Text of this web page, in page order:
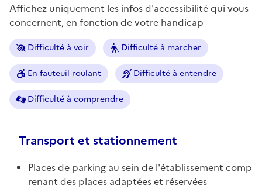
Affichez uniquement les infos d'accessibilité qui vous
concernent, en fonction de votre handicap
Difficulté à voir Difficulté à marcher
En fauteuil roulant Difficulté à entendre
Difficulté à comprendre
Transport et stationnement
Places de parking au sein de l'établissement comp
renant des places adaptées et réservées